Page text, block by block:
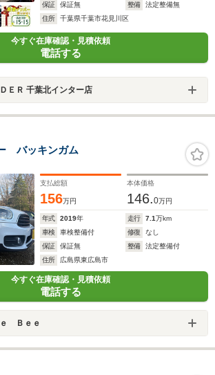
保証
保証無 整備
法定整備無
住所
千葉県千葉市花見川区
今すぐ在庫確認・見積依頼
電話する
ＥＲ 千葉北インター店
バッキンガム
支払総額
156万円
本体価格
146.0万円
年式 2019年 走行 7.1万km
車検
車検整備付 修復
なし
保証
保証無 整備
法定整備付
住所
広島県東広島市
今すぐ在庫確認・見積依頼
電話する
ｅ Ｂｅｅ